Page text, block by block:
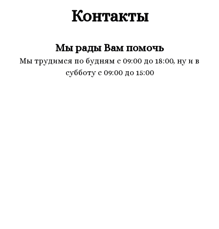
Контакты
Мы рады Вам помочь
Мы трудимся по будням с 09:00 до 18:00, ну и в
субботу с 09:00 до 15:00